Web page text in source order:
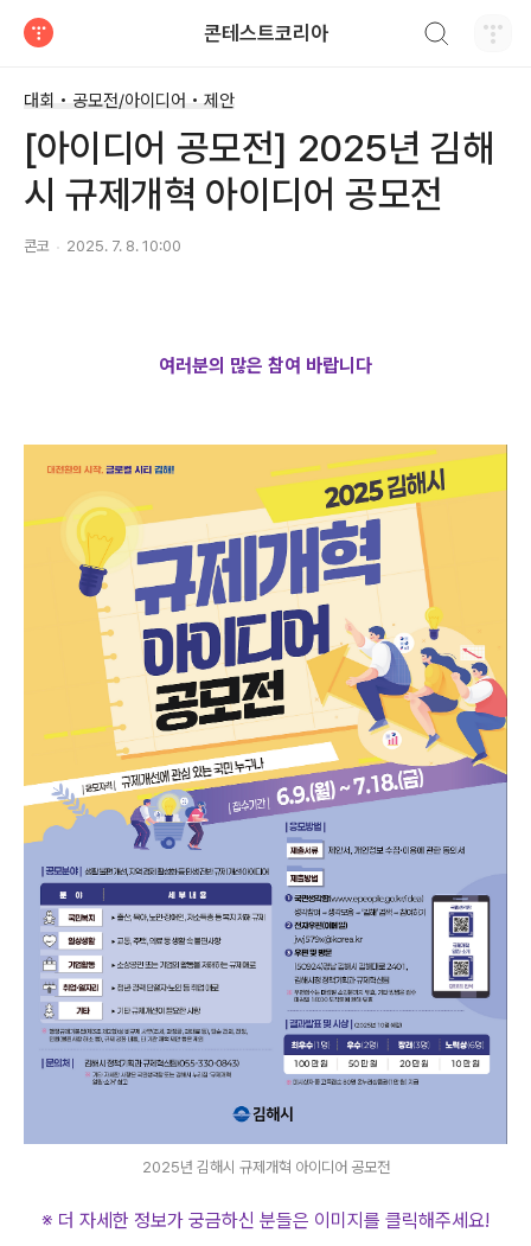
콘테스트코리아
대회 • 공모전/아이디어 • 제안
[아이디어 공모전] 2025년 김해
시 규제개혁 아이디어 공모전
콘코 2025. 7. 8. 10:00
여러분의 많은 참여 바랍니다
2025년 김해시 규제개혁 아이디어 공모전
※ 더 자세한 정보가 궁금하신 분들은 이미지를 클릭해주세요!